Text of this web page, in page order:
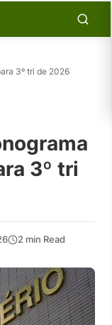
3º tri de 2026
3º tri
2 min Read